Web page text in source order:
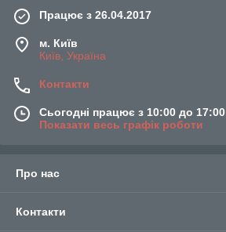
Працює з 26.04.2017
м. Київ
Київ, Україна
Контакти
Сьогодні працює з 10:00 до 17:00
Показати весь графік роботи
Про нас
Контакти